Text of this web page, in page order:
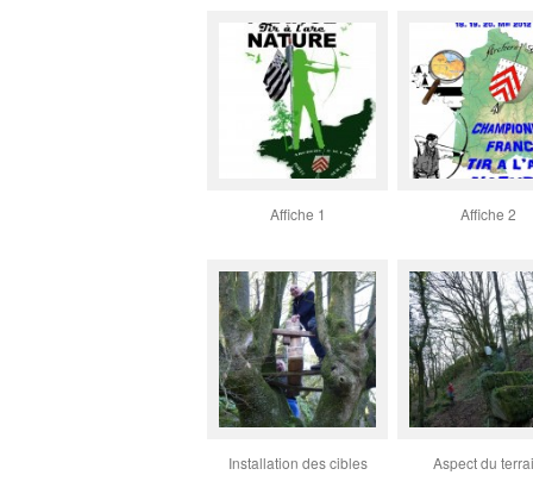
Affiche 1 Affiche 2
Installation des cibles Aspect du